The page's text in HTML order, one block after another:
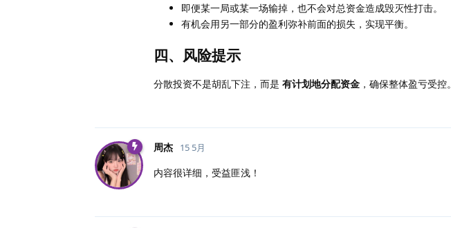
即便某一局或某一场输掉，也不会对总资金造成毁灭性打击。
有机会用另一部分的盈利弥补前面的损失，实现平衡。
四、风险提示
分散投资不是胡乱下注，而是 有计划地分配资金 ，确保整体盈亏受控。
周杰 15 5月
内容很详细，受益匪浅！